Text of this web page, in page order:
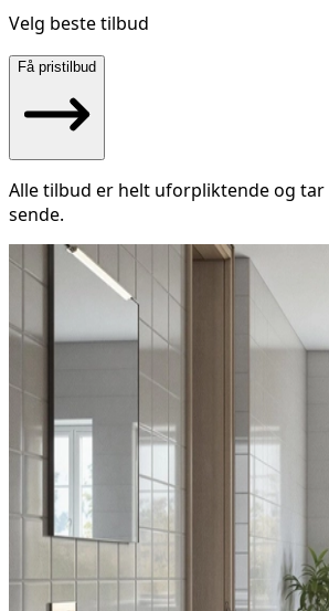
Velg beste tilbud
Få pristilbud
Alle tilbud er helt uforpliktende og
sende.